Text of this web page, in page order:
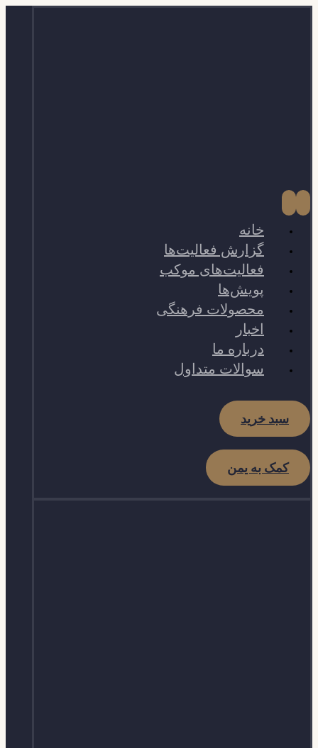
خانه
گزارش فعالیت‌ها
فعالیت‌های موکب
پویش‌ها
محصولات فرهنگی
اخبار
درباره ما
سوالات متداول
سبد خرید
کمک به یمن